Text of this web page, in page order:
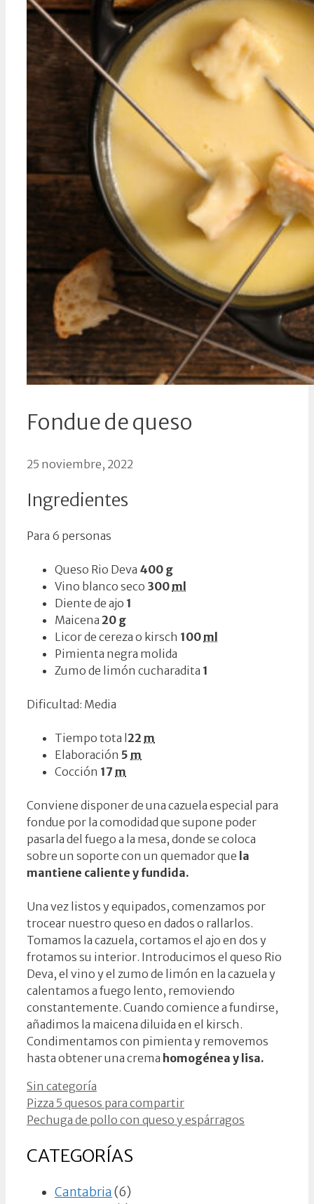
Fondue de queso
25 noviembre, 2022
Ingredientes
Para 6 personas
Queso Rio Deva 400 g
Vino blanco seco 300 ml
Diente de ajo 1
Maicena 20 g
Licor de cereza o kirsch 100 ml
Pimienta negra molida
Zumo de limón cucharadita 1
Dificultad: Media
Tiempo tota l 22 m
Elaboración 5 m
Cocción 17 m
Conviene disponer de una cazuela especial para
fondue por la comodidad que supone poder
pasarla del fuego a la mesa, donde se coloca
sobre un soporte con un quemador que la
mantiene caliente y fundida.
Una vez listos y equipados, comenzamos por
trocear nuestro queso en dados o rallarlos.
Tomamos la cazuela, cortamos el ajo en dos y
frotamos su interior. Introducimos el queso Rio
Deva, el vino y el zumo de limón en la cazuela y
calentamos a fuego lento, removiendo
constantemente. Cuando comience a fundirse,
añadimos la maicena diluida en el kirsch.
Condimentamos con pimienta y removemos
hasta obtener una crema homogénea y lisa.
Categorías
Sin categoría
Pizza 5 quesos para compartir
Pechuga de pollo con queso y espárragos
CATEGORÍAS
Cantabria(6)